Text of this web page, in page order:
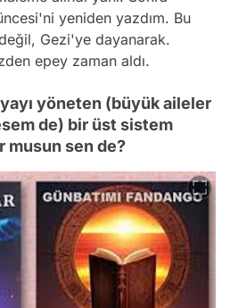
yeniden yazdım. Bu
Gezi'ye dayanarak.
epey zaman aldı.
yöneten (büyük aileler
de) bir üst sistem
musun sen de?